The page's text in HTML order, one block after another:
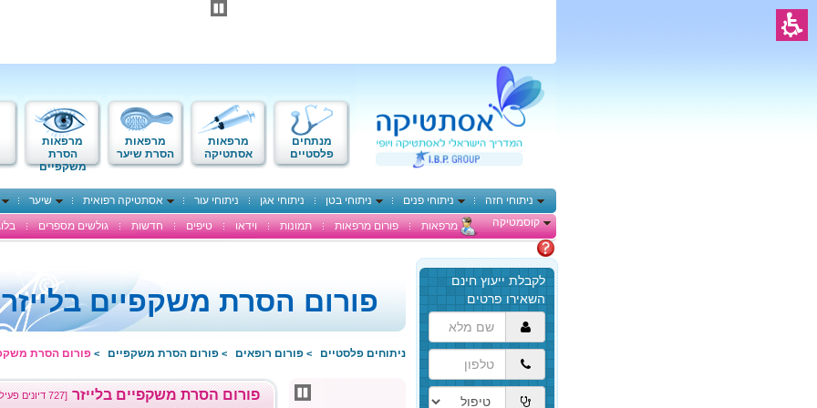
מנתחים
פלסטיים
מרפאות
אסתטיקה
מרפאות
הסרת שיער
מרפאות
הסרת
משקפיים
ניתוחי חזה ניתוחי פנים ניתוחי בטן ניתוחי אגן ניתוחי עור אסתטיקה רפואית שיער
קוסמטיקה
מרפאות פורום מרפאות תמונות וידאו טיפים חדשות גולשים מספרים
הגעת
לתוכן
המרכזי,
באפשרותך
ללחוץ
אנטר
כדי
לדלג
לאזור
פורום הסרת משקפיים בלייזר
ניתוחים פלסטיים > פורום רופאים > פורום הסרת משקפיים > פורום הסרת
[727 דיונים פעילים] פורום הסרת משקפיים בלייזר